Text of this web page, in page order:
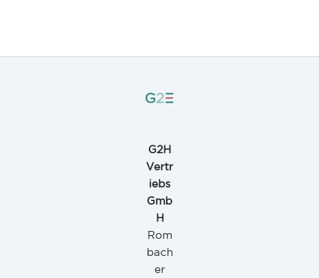
G2H
Vertr
iebs
Gmb
H
Rom
bach
er